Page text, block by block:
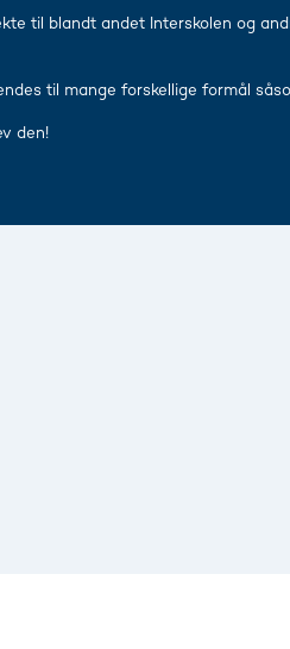
til blandt andet Interskolen og
til mange forskellige formål
den!